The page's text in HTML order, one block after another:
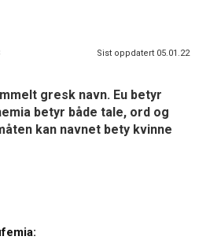
Sist oppdatert 05.01.22
gresk navn. Eu betyr
betyr både tale, ord og
kan navnet bety kvinne